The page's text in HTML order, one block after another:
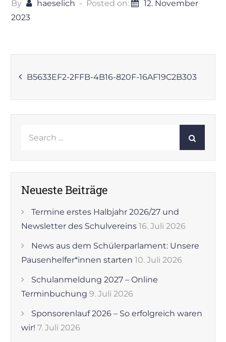
By haeselich Posted on:
12. November
2023
Beitragsnavigation
B5633EF2-2FFB-4B16-820F-16AF19C2B303
Neueste Beiträge
Termine erstes Halbjahr 2026/27 und
Newsletter des Schulvereins 16. Juli 2026
News aus dem Schülerparlament: Unsere
Pausenhelfer*innen starten 10. Juli 2026
Schulanmeldung 2027 – Online
Terminbuchung 9. Juli 2026
Sponsorenlauf 2026 – So erfolgreich waren
wir! 7. Juli 2026